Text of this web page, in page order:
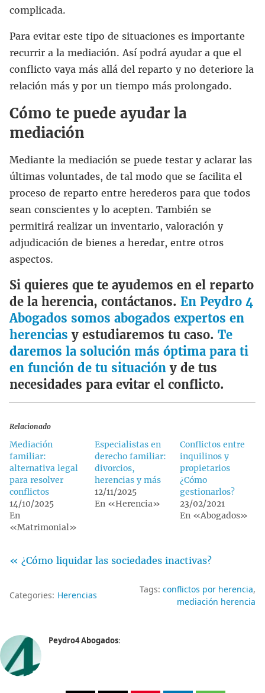
complicada.
Para evitar este tipo de situaciones es importante
recurrir a la mediación. Así podrá ayudar a que el
conflicto vaya más allá del reparto y no deteriore la
relación más y por un tiempo más prolongado.
Cómo te puede ayudar la
mediación
Mediante la mediación se puede testar y aclarar las
últimas voluntades, de tal modo que se facilita el
proceso de reparto entre herederos para que todos
sean conscientes y lo acepten. También se
permitirá realizar un inventario, valoración y
adjudicación de bienes a heredar, entre otros
aspectos.
Si quieres que te ayudemos en el reparto
de la herencia, contáctanos. En Peydro 4
Abogados somos abogados expertos en
herencias y estudiaremos tu caso. Te
daremos la solución más óptima para ti
en función de tu situación y de tus
necesidades para evitar el conflicto.
Relacionado
Mediación
familiar:
alternativa legal
para resolver
conflictos
14/10/2025
En
«Matrimonial»
Especialistas en
derecho familiar:
divorcios,
herencias y más
12/11/2025
En «Herencia»
Conflictos entre
inquilinos y
propietarios
¿Cómo
gestionarlos?
23/02/2021
En «Abogados»
« ¿Cómo liquidar las sociedades inactivas?
Categories: Herencias
Tags: conflictos por herencia
mediación herencia
Peydro4 Abogados: